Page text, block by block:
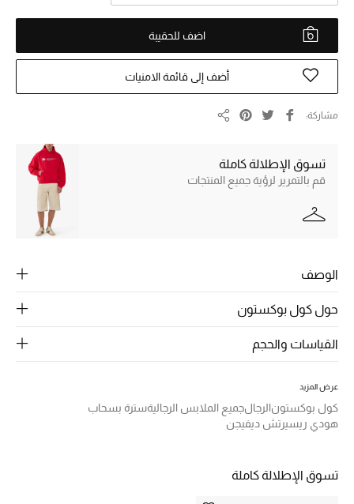
النساء
الحقائب النسائية
أحذية النسائية
الجمال
المجوهرات
نسوقوا أحدث ما وصلنا
عرض جميع المنتجات
اضف للحقيبة
أضف إلى قائمة الامنيات
مشاركة
تسوق الإطلالة كاملة
قم بالتمرير لرؤية جميع المنتجات
الوصف
حول كول بوكستون
القياسات والحجم
عرض المزيد
كول بوكستونالرجالجميع الملابس الرجاليةسترة بسحاب
هودي ريسيرتش ديفيجن
تسوق الإطلالة كاملة